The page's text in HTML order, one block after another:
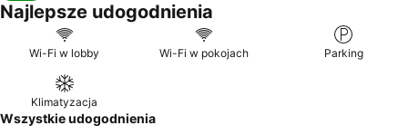
Najlepsze udogodnienia
Wi-Fi w lobby Wi-Fi w pokojach Parking
Klimatyzacja
Wszystkie udogodnienia